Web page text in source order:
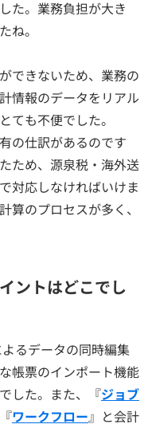
た。業務負担が大き
ね。
できないため、業務の
情報のデータをリアル
ても不便でした。
の仕訳があるのです
ため、源泉税・海外送
対応しなければいけま
算のプロセスが多く、
ントはどこでし
るデータの同時編集
帳票のインポート機能
した。また、『ジョブ
ワークフロー』と会計